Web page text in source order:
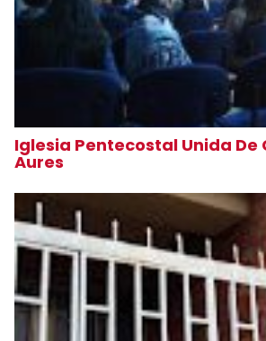
Iglesia Pentecostal Unida De
Aures